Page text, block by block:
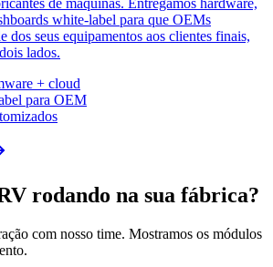
white-label para que OEMs
dos seus equipamentos aos clientes finais,
lados.
+ cloud
para OEM
rodando na sua fábrica?
com nosso time. Mostramos os módulos